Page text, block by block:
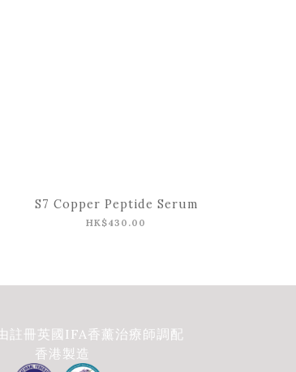
S7 Copper Peptide Serum
HK$430.00
註冊英國IFA香薰治療師調配
香港製造